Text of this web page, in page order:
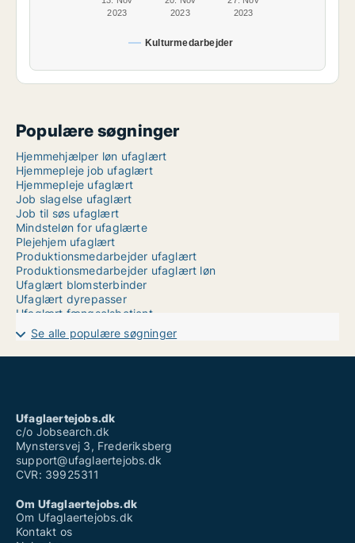
Kulturmedarbejder
2023
2023
2023
Populære søgninger
Hjemmehjælper løn ufaglært
Hjemmepleje job ufaglært
Hjemmepleje ufaglært
Job slagelse ufaglært
Job til søs ufaglært
Mindsteløn for ufaglærte
Plejehjem ufaglært
Produktionsmedarbejder ufaglært
Produktionsmedarbejder ufaglært løn
Ufaglært blomsterbinder
Ufaglært dyrepasser
Ufaglært fængselsbetjent
Ufaglært hjemmehjælper løn
Ufaglært job halsnæs
Ufaglært job sorø
Ufaglært sosu hjælper
Vikarbureau aarhus ufaglært
Se alle populære søgninger
Ufaglaertejobs.dk
c/o Jobsearch.dk
Mynstersvej 3, Frederiksberg
support@ufaglaertejobs.dk
CVR: 39925311
Om Ufaglaertejobs.dk
Om Ufaglaertejobs.dk
Kontakt os